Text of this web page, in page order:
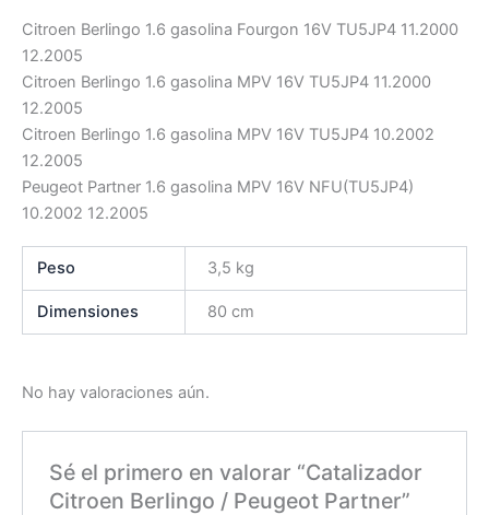
Citroen Berlingo 1.6 gasolina Fourgon 16V TU5JP4 11.2000
12.2005
Citroen Berlingo 1.6 gasolina MPV 16V TU5JP4 11.2000
12.2005
Citroen Berlingo 1.6 gasolina MPV 16V TU5JP4 10.2002
12.2005
Peugeot Partner 1.6 gasolina MPV 16V NFU(TU5JP4)
10.2002 12.2005
Peso 3,5 kg
Dimensiones 80 cm
No hay valoraciones aún.
Sé el primero en valorar “Catalizador
Citroen Berlingo / Peugeot Partner”